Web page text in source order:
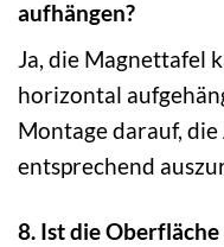
aufhängen?
Ja, die Magnettafel
horizontal
Montage darauf,
entsprechend
8. Ist die